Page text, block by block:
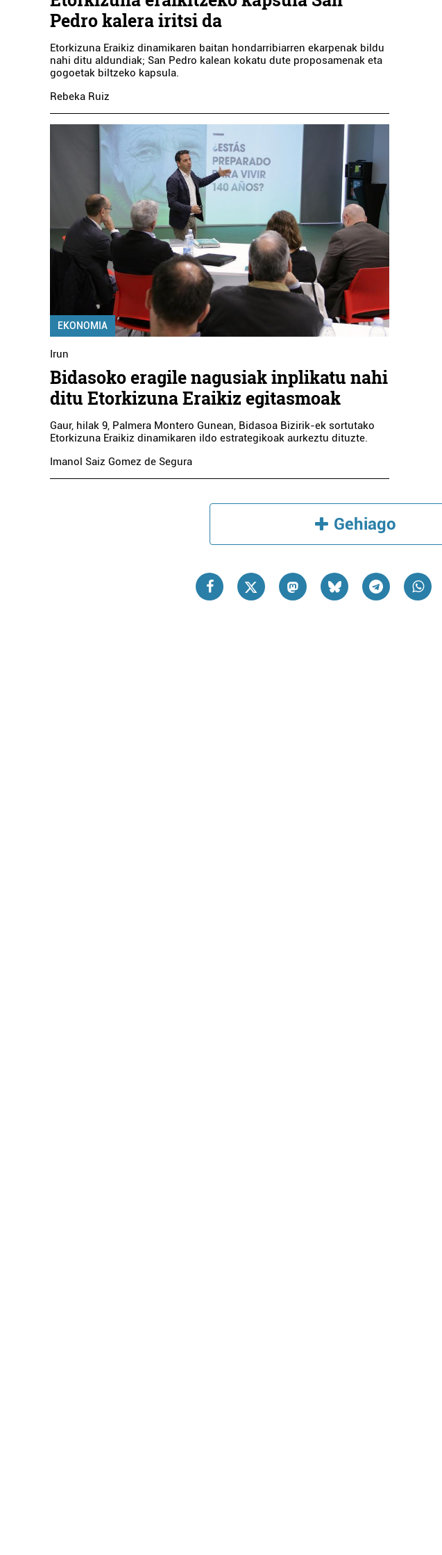
Pedro kalera iritsi da
Etorkizuna Eraikiz dinamikaren baitan hondarribiarren ekarpenak bildu
nahi ditu aldundiak; San Pedro kalean kokatu dute proposamenak eta
gogoetak biltzeko kapsula.
Rebeka Ruiz
EKONOMIA
Irun
Bidasoko eragile nagusiak inplikatu nahi
ditu Etorkizuna Eraikiz egitasmoak
Gaur, hilak 9, Palmera Montero Gunean, Bidasoa Bizirik-ek sortutako
Etorkizuna Eraikiz dinamikaren ildo estrategikoak aurkeztu dituzte.
Imanol Saiz Gomez de Segura
Gehiago
EROSKI DONIBANE
Pasaia